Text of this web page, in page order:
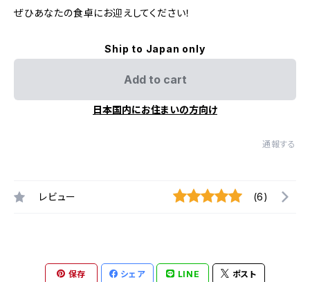
ぜひあなたの食卓にお迎えしてください！
Ship to Japan only
Add to cart
日本国内にお住まいの方向け
通報する
レビュー (6)
保存 シェア LINE ポスト